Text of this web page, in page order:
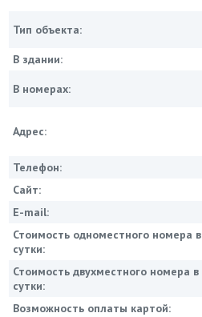
Тип объекта:
В здании:
В номерах:
Адрес:
Телефон:
Сайт:
E-mail:
Стоимость одноместного номера в
сутки:
Стоимость двухместного номера в
сутки:
Возможность оплаты картой: